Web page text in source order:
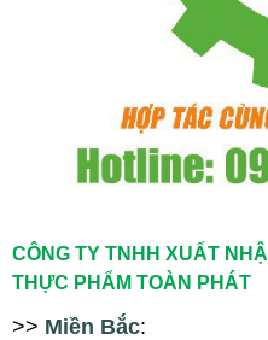
CÔNG TY TNHH XUẤT
THỰC PHẨM TOÀN PHÁT
>> Miền Bắc: